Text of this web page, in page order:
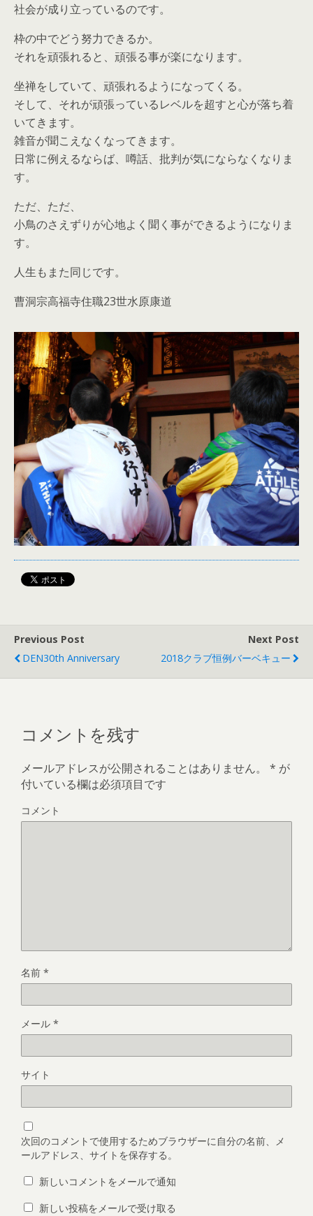
社会が成り立っているのです。
枠の中でどう努力できるか。
それを頑張れると、頑張る事が楽になります。
坐禅をしていて、頑張れるようになってくる。
そして、それが頑張っているレベルを超すと心が落ち着
いてきます。
雑音が聞こえなくなってきます。
日常に例えるならば、噂話、批判が気にならなくなりま
す。
ただ、ただ、
小鳥のさえずりが心地よく聞く事ができるようになりま
す。
人生もまた同じです。
曹洞宗高福寺住職23世水原康道
Previous Post
DEN30th Anniversary
Next Post
2018クラブ恒例バーベキュー
コメントを残す
メールアドレスが公開されることはありません。 * が
付いている欄は必須項目です
コメント
名前 *
メール *
サイト
次回のコメントで使用するためブラウザーに自分の名前、メ
ールアドレス、サイトを保存する。
新しいコメントをメールで通知
新しい投稿をメールで受け取る